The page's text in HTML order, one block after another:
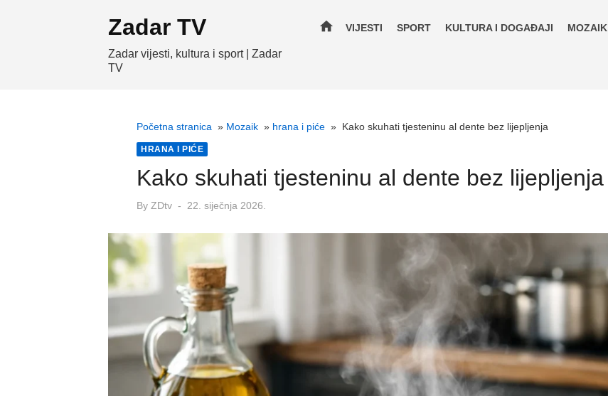
Zadar TV
Zadar vijesti, kultura i sport | Zadar
TV
home VIJESTI SPORT KULTURA I DOGAĐAJI MOZAIK
Početna stranica » Mozaik » hrana i piće » Kako skuhati tjesteninu al dente bez lijepljenja
HRANA I PIĆE
Kako skuhati tjesteninu al dente bez lijepljenja
By ZDtv
Posted
22. siječnja 2026.